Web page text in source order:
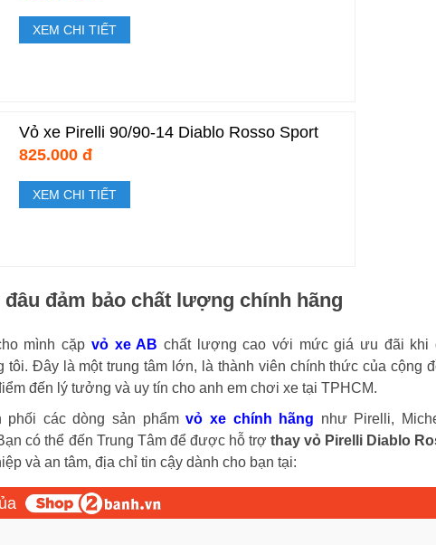
XEM CHI TIẾT
Vỏ xe Pirelli 90/90-14 Diablo Rosso Sport
825.000 đ
XEM CHI TIẾT
đảm bảo chất lượng chính hãng
mình cặp vỏ xe AB chất lượng cao với mức giá ưu đãi khi
tôi. Đây là một trung tâm lớn, là thành viên chính thức của cộng
đến lý tưởng và uy tín cho anh em chơi xe tại TPHCM.
phối các dòng sản phẩmvỏ xe chính hãng như Pirelli,
có thể đến Trung Tâm để được hỗ trợ thay vỏ Pirelli Diablo
và an tâm, địa chỉ tin cậy dành cho bạn tại: